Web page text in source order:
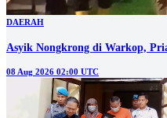
DAERAH
Asyik Nongkrong di Warkop,
08 Aug 2026 02:00 UTC